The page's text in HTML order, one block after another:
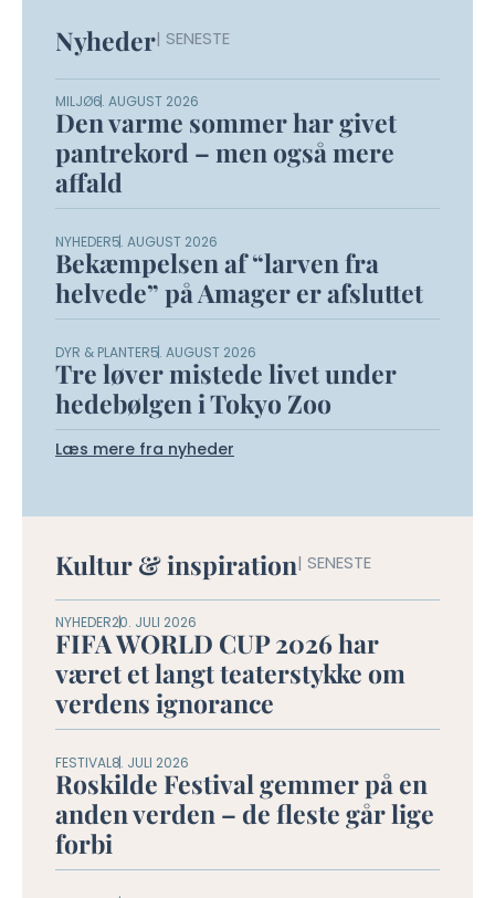
Nyheder| SENESTE
MILJØ6. AUGUST 2026
Den varme sommer har givet
pantrekord – men også mere
affald
NYHEDER5. AUGUST 2026
Bekæmpelsen af “larven fra
helvede” på Amager er afsluttet
DYR & PLANTER5. AUGUST 2026
Tre løver mistede livet under
hedebølgen i Tokyo Zoo
Læs mere fra nyheder
Kultur & inspiration| SENESTE
NYHEDER20. JULI 2026
FIFA WORLD CUP 2026 har
været et langt teaterstykke om
verdens ignorance
FESTIVAL8. JULI 2026
Roskilde Festival gemmer på en
anden verden – de fleste går lige
forbi